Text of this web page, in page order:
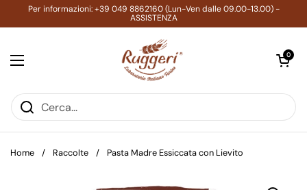
Passa ai contenuti
Per informazioni: +39 049 8862160 (Lun-Ven dalle 09.00-13.00) -
ASSISTENZA
Apri menu
Apri carrello
0
Home / Raccolte / Pasta Madre Essiccata con Lievito